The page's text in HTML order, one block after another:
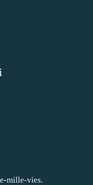
mille-vies.